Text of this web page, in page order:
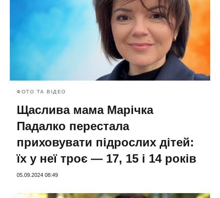
ФОТО ТА ВІДЕО
Щаслива мама Марічка
Падалко перестала
приховувати підрослих дітей:
їх у неї троє — 17, 15 і 14 років
05.09.2024 08:49